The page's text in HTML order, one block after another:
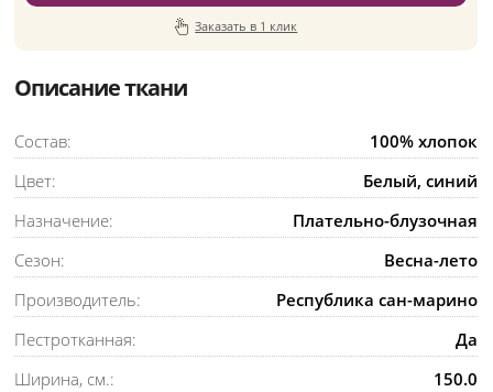
Заказать в 1 клик
Описание ткани
Состав:
100% хлопок
Цвет:
Белый, синий
Назначение:
Плательно-блузочная
Сезон:
Весна-лето
Производитель:
Республика сан-марино
Пестротканная:
Да
Ширина, см.:
150.0